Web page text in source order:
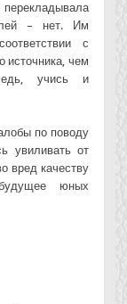
– нет. Им
с
источника, чем
едь, учись и
по поводу
увиливать от
вред качеству
юных